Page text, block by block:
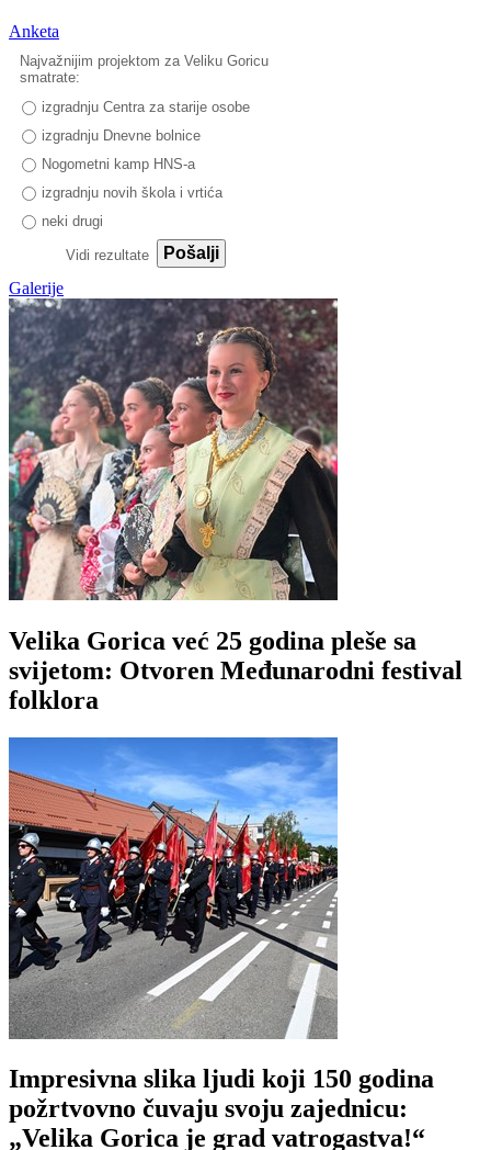
Anketa
Najvažnijim projektom za Veliku Goricu
smatrate:
izgradnju Centra za starije osobe
izgradnju Dnevne bolnice
Nogometni kamp HNS-a
izgradnju novih škola i vrtića
neki drugi
Vidi rezultate
Pošalji
Galerije
Velika Gorica već 25 godina pleše sa
svijetom: Otvoren Međunarodni festival
folklora
Impresivna slika ljudi koji 150 godina
požrtvovno čuvaju svoju zajednicu:
„Velika Gorica je grad vatrogastva!“